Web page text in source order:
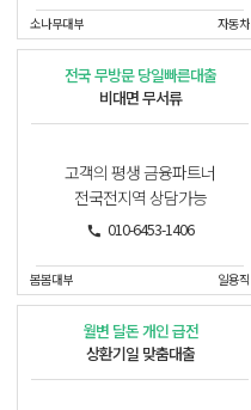
소나무대부 자동차
전국 무방문 당일빠른대출
비대면 무서류
고객의 평생 금융파트너
전국전지역 상담가능
010-6453-1406
봄봄대부 일용직
월변 달돈 개인 급전
상환기일 맞춤대출